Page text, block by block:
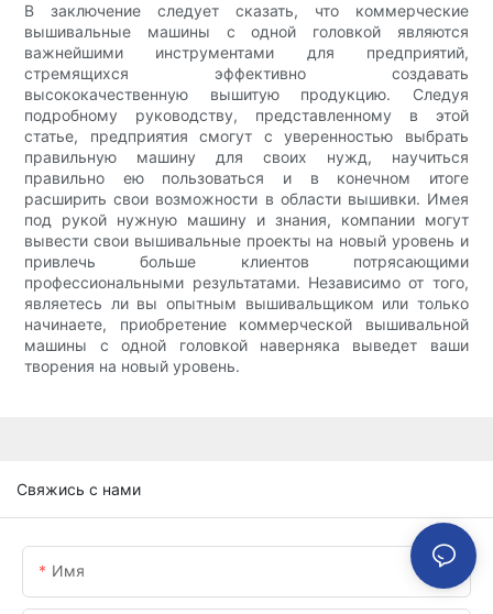
В заключение следует сказать, что коммерческие
вышивальные машины с одной головкой являются
важнейшими инструментами для предприятий,
стремящихся эффективно создавать
высококачественную вышитую продукцию. Следуя
подробному руководству, представленному в этой
статье, предприятия смогут с уверенностью выбрать
правильную машину для своих нужд, научиться
правильно ею пользоваться и в конечном итоге
расширить свои возможности в области вышивки. Имея
под рукой нужную машину и знания, компании могут
вывести свои вышивальные проекты на новый уровень и
привлечь больше клиентов потрясающими
профессиональными результатами. Независимо от того,
являетесь ли вы опытным вышивальщиком или только
начинаете, приобретение коммерческой вышивальной
машины с одной головкой наверняка выведет ваши
творения на новый уровень.
Свяжись с нами
Имя